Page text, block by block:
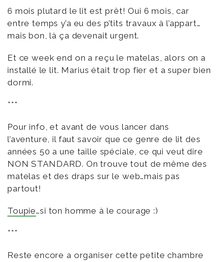
6 mois plutard le lit est prêt! Oui 6 mois, car
entre temps y’a eu des p’tits travaux à l’appart…
mais bon, là ça devenait urgent.
Et ce week end on a reçu le matelas, alors on a
installé le lit. Marius était trop fier et a super bien
dormi.
***
Pour info, et avant de vous lancer dans
l’aventure, il faut savoir que ce genre de lit des
années 50 a une taille spéciale, ce qui veut dire
NON STANDARD. On trouve tout de même des
matelas et des draps sur le web…mais pas
partout!
Toupie…si ton homme à le courage :)
***
Reste encore a organiser cette petite chambre